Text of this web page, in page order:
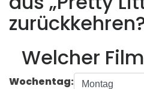
Welcher
Wochentag: